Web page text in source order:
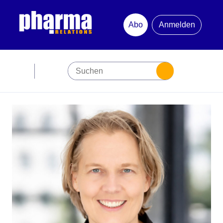
Abo
Anmelden
Premiumpartner
Jubiläum
Mediadaten